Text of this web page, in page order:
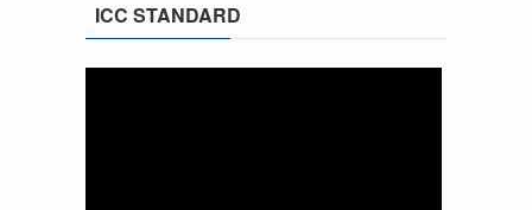
ICC STANDARD